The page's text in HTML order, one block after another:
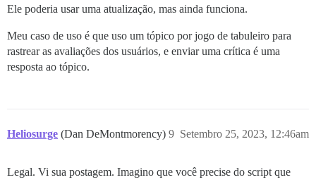
Ele poderia usar uma atualização, mas ainda funciona.
Meu caso de uso é que uso um tópico por jogo de tabuleiro para
rastrear as avaliações dos usuários, e enviar uma crítica é uma
resposta ao tópico.
Heliosurge (Dan DeMontmorency) Setembro 25, 2023, 12:46am
9
Legal. Vi sua postagem. Imagino que você precise do script que